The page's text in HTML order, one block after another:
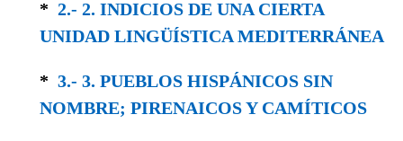
* 2.- 2. INDICIOS DE UNA CIERTA
UNIDAD LINGÜÍSTICA MEDITERRÁNEA
* 3.- 3. PUEBLOS HISPÁNICOS SIN
NOMBRE; PIRENAICOS Y CAMÍTICOS